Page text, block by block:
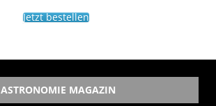
Jetzt bestellen
ASTRONOMIE MAGAZIN